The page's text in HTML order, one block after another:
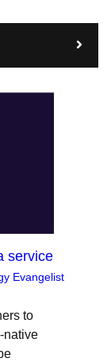
service
Evangelist
to
native